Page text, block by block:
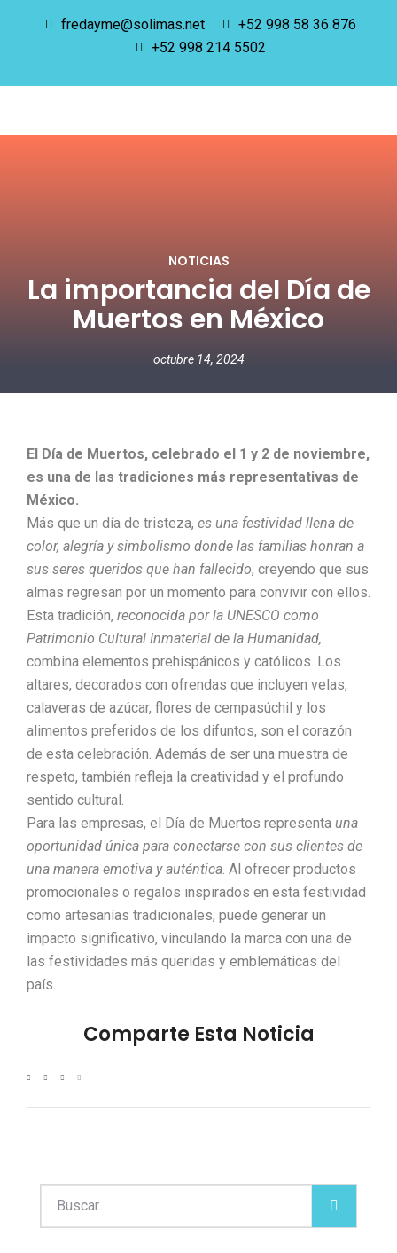
fredayme@solimas.net
+52 998 58 36 876
+52 998 214 5502
NOTICIAS
La importancia del Día de
Muertos en México
octubre 14, 2024
El Día de Muertos, celebrado el 1 y 2 de noviembre,
es una de las tradiciones más representativas de
México.
Más que un día de tristeza, es una festividad llena de
color, alegría y simbolismo donde las familias honran a
sus seres queridos que han fallecido, creyendo que sus
almas regresan por un momento para convivir con ellos.
Esta tradición, reconocida por la UNESCO como
Patrimonio Cultural Inmaterial de la Humanidad,
combina elementos prehispánicos y católicos. Los
altares, decorados con ofrendas que incluyen velas,
calaveras de azúcar, flores de cempasúchil y los
alimentos preferidos de los difuntos, son el corazón
de esta celebración. Además de ser una muestra de
respeto, también refleja la creatividad y el profundo
sentido cultural.
Para las empresas, el Día de Muertos representa una
oportunidad única para conectarse con sus clientes de
una manera emotiva y auténtica. Al ofrecer productos
promocionales o regalos inspirados en esta festividad
como artesanías tradicionales, puede generar un
impacto significativo, vinculando la marca con una de
las festividades más queridas y emblemáticas del
país.
Comparte Esta Noticia